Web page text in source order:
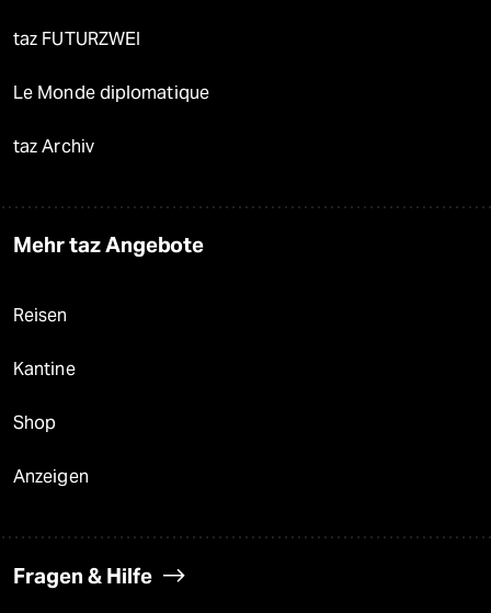
taz FUTURZWEI
Le Monde diplomatique
taz Archiv
Mehr taz Angebote
Reisen
Kantine
Shop
Anzeigen
Fragen & Hilfe